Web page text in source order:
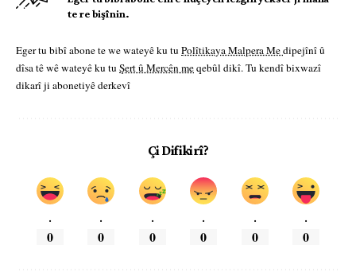
te re bişînin.
Eger tu bibî abone te we wateyê ku tu Polîtikaya Malpera Medipejînî û
dîsa tê wê wateyê ku tu Şert û Mercên meqebûl dikî. Tu kendî bixwazî
dikarî ji abonetiyê derkevî
Çi Difikirî?
.
0
.
0
.
0
.
0
.
0
.
0